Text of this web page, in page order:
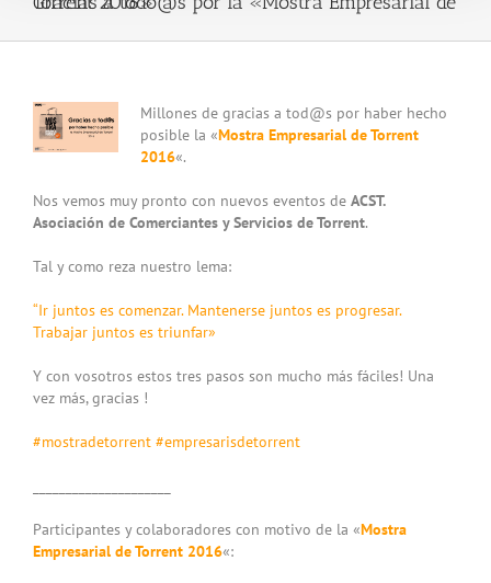
View
Larger
Image
Millones de gracias a tod@s por haber hecho
posible la «Mostra Empresarial de Torrent
2016«.
Nos vemos muy pronto con nuevos eventos de ACST.
Asociación de Comerciantes y Servicios de Torrent.
Tal y como reza nuestro lema:
“Ir juntos es comenzar. Mantenerse juntos es progresar.
Trabajar juntos es triunfar»
Y con vosotros estos tres pasos son mucho más fáciles! Una
vez más, gracias !
‪#mostradetorrent‬ ‪#empresarisdetorrent‬
Participantes y colaboradores con motivo de la «Mostra
Empresarial de Torrent 2016«: